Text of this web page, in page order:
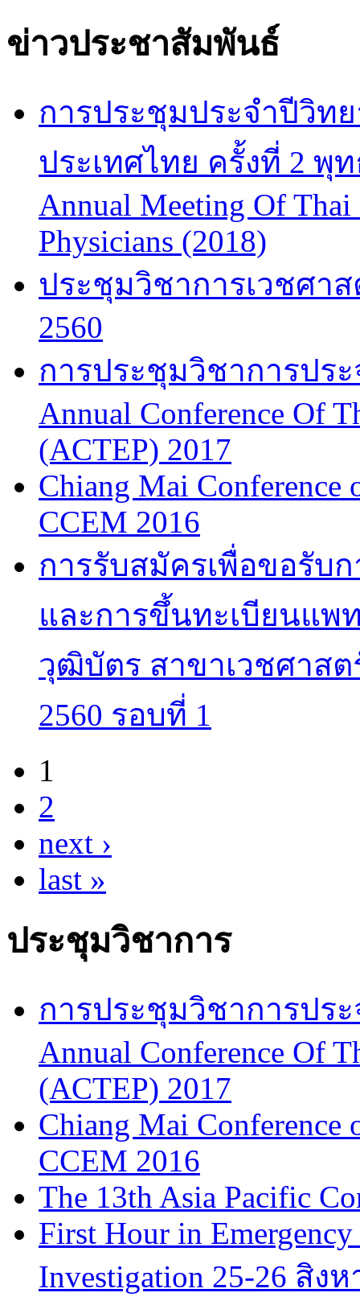
ข่าวประชาสัมพันธ์
การประชุมประจำปีวิท
ประเทศไทย ครั้งที่ 2 พุท
Annual Meeting Of
Physicians (2018)
ประชุมวิชาการเวชศา
2560
การประชุมวิชาการปร
Annual Conference Of
(ACTEP) 2017
Chiang Mai Conference
CCEM 2016
การรับสมัครเพื่อขอรับ
และการขึ้นทะเบียนแพ
วุฒิบัตร สาขาเวชศาส
2560 รอบที่ 1
Pages
1
2
next ›
last »
ประชุมวิชาการ
การประชุมวิชาการปร
Annual Conference Of
(ACTEP) 2017
Chiang Mai Conference
CCEM 2016
The 13th Asia Pacific
First Hour in
Investigation 25-26 สิง